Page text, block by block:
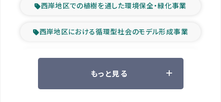
西岸地区での植樹を通した環境保全・緑化事業
西岸地区における循環型社会のモデル形成事業
ツアー参加者の声
もっと見る